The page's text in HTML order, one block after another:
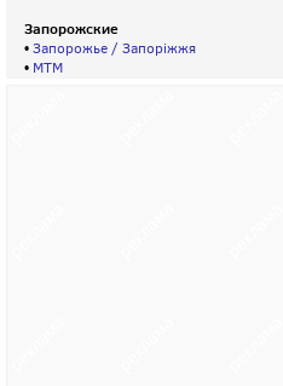
Запорожские
•Запорожье / Запорiжжя
• МТМ